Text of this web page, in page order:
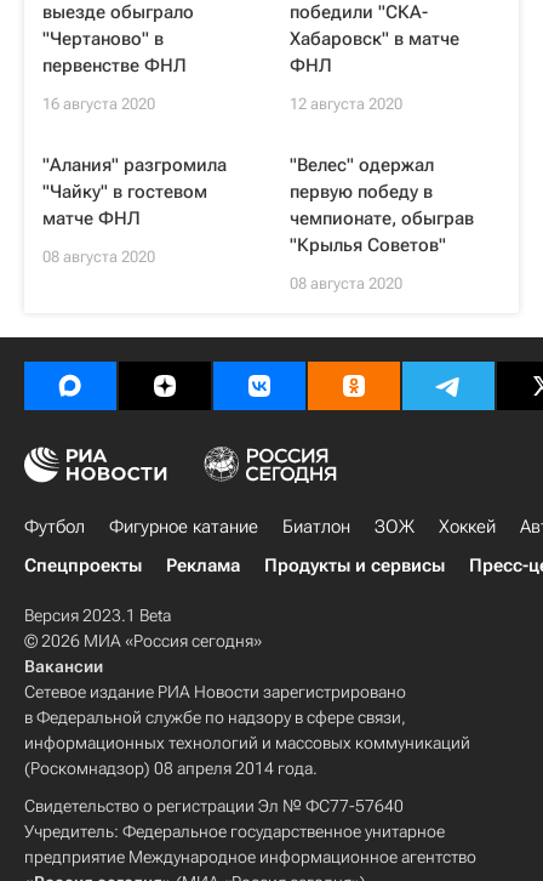
выезде обыграло
"Чертаново" в
первенстве ФНЛ
16 августа 2020
победили "СКА-
Хабаровск" в матче
ФНЛ
12 августа 2020
"Алания" разгромила
"Чайку" в гостевом
матче ФНЛ
08 августа 2020
"Велес" одержал
первую победу в
чемпионате, обыграв
"Крылья Советов"
08 августа 2020
Футбол Фигурное катание Биатлон ЗОЖ Хоккей
Спецпроекты
Реклама Продукты и сервисы Пресс-
Версия 2023.1 Beta
© 2026 МИА «Россия сегодня»
Вакансии
Сетевое издание РИА Новости зарегистрировано
в Федеральной службе по надзору в сфере связи,
информационных технологий и массовых коммуникаций
(Роскомнадзор) 08 апреля 2014 года.
Свидетельство о регистрации Эл № ФС77-57640
Учредитель: Федеральное государственное унитарное
предприятие Международное информационное агентство